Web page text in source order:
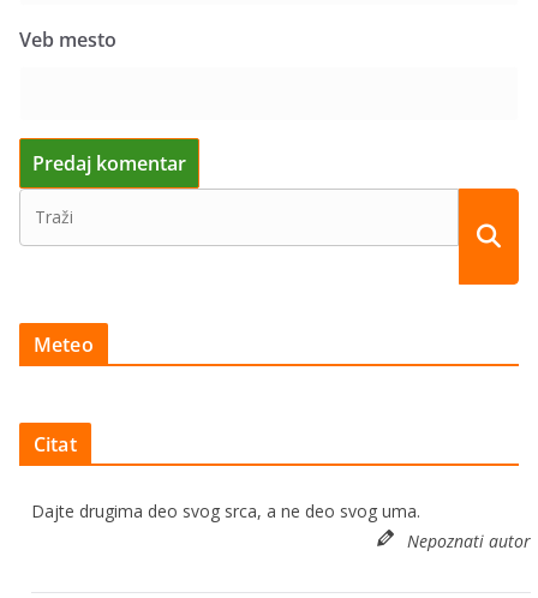
Veb mesto
Meteo
Citat
Dajte drugima deo svog srca, a ne deo svog uma.
Nepoznati autor